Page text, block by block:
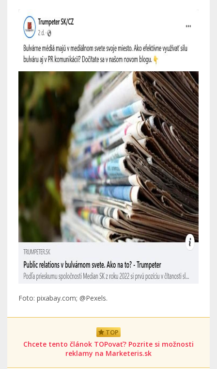
Foto: pixabay.com; @Pexels.
TOP
Chcete tento článok TOPovať? Pozrite si možnosti
reklamy na Marketeris.sk